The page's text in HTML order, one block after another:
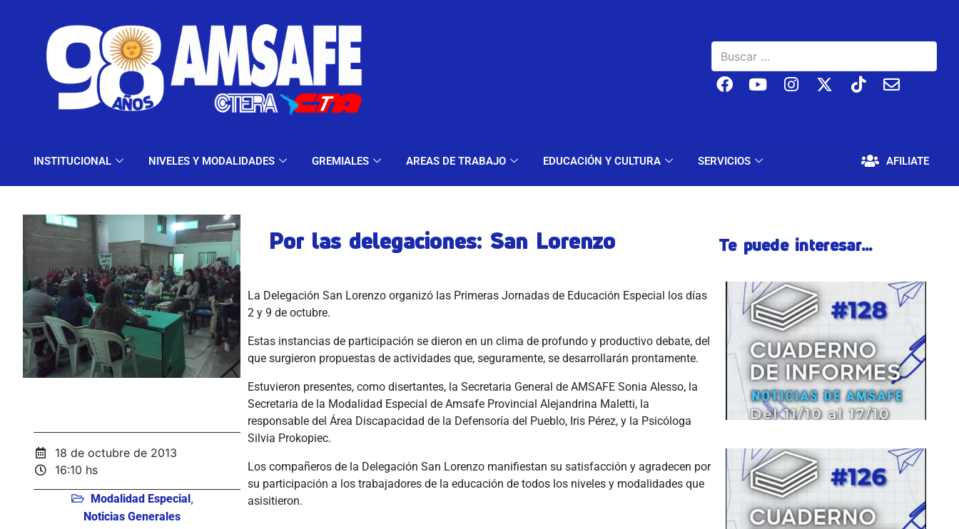
INSTITUCIONAL NIVELES Y MODALIDADES GREMIALES AREAS DE TRABAJO EDUCACIÓN Y CULTURA SERVICIOS AFILIATE
INSTITUCIONAL NIVELES Y MODALIDADES GREMIALES AREAS DE TRABAJO EDUCACIÓN Y CULTURA SERVICIOS
18 de octubre de 2013
16:10 hs
Modalidad Especial,
Noticias Generales
Por las delegaciones: San Lorenzo
La Delegación San Lorenzo organizó las Primeras Jornadas de Educación Especial los días
2 y 9 de octubre.
Estas instancias de participación se dieron en un clima de profundo y productivo debate, del
que surgieron propuestas de actividades que, seguramente, se desarrollarán prontamente.
Estuvieron presentes, como disertantes, la Secretaria General de AMSAFE Sonia Alesso, la
Secretaria de la Modalidad Especial de Amsafe Provincial Alejandrina Maletti, la
responsable del Área Discapacidad de la Defensoría del Pueblo, Iris Pérez, y la Psicóloga
Silvia Prokopiec.
Los compañeros de la Delegación San Lorenzo manifiestan su satisfacción y agradecen por
su participación a los trabajadores de la educación de todos los niveles y modalidades que
asisitieron.
Te puede interesar...